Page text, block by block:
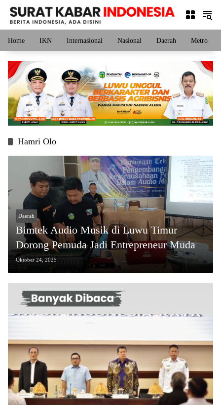
Langsung
konten
Home IKN Internasional Nasional Daerah Metro
Hamri Olo
Daerah
Bimtek Audio Musik di Luwu Timur
Dorong Pemuda Jadi Entrepreneur Muda
Oktober 24, 2025